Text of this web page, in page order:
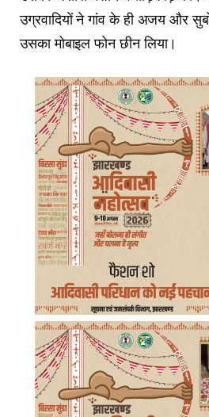
उग्रवादियों ने गांव के ही अजय और
उसका मोबाइल फोन छीन लिया।